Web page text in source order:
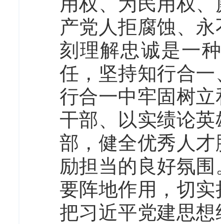
产党人拒腐蚀、
刻理解忠诚是一
任，坚持知行合
行合一中牢固树
干部、以实绩论
部，健全优秀人
励担当的良好氛
要阵地作用，切
把习近平党建思